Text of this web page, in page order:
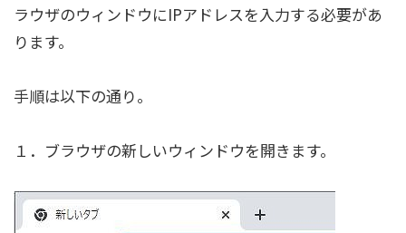
ラウザのウィンドウにIPアドレスを入力する必要があ
ります。
手順は以下の通り。
１．ブラウザの新しいウィンドウを開きます。